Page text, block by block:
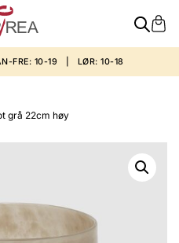
FRE: 10-19 | LØR: 10-18
grå 22cm høy